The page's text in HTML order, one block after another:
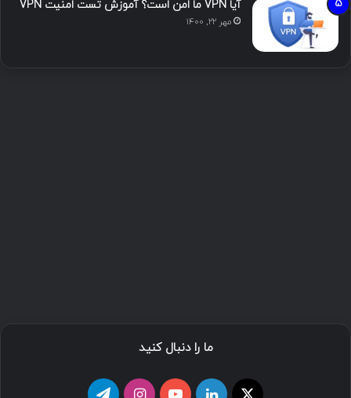
آیا VPN ما امن است؟ آموزش تست امنیت VPN
مهر ۲۲, ۱۴۰۰
ما را دنبال کنید